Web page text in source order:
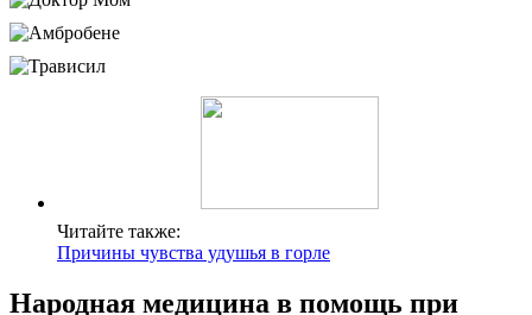
Читайте также:
Причины чувства удушья в горле
Народная медицина в помощь при